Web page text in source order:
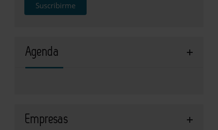
Suscribirme
Agenda
Empresas